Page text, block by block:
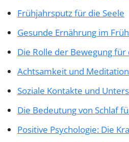
Frühjahrsputz für die Seele
Gesunde Ernährung im
Die Rolle der Bewegung
Achtsamkeit und
Soziale Kontakte und
Die Bedeutung von Schlaf
Positive Psychologie: Die